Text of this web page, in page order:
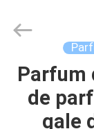
MAISON
PRODUITS
Products
Reserved.Parfum
de
gale